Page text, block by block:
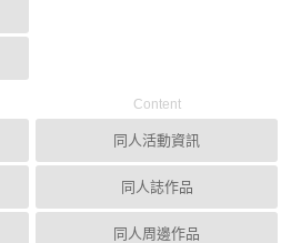
Content
同人活動資訊
同人誌作品
同人周邊作品